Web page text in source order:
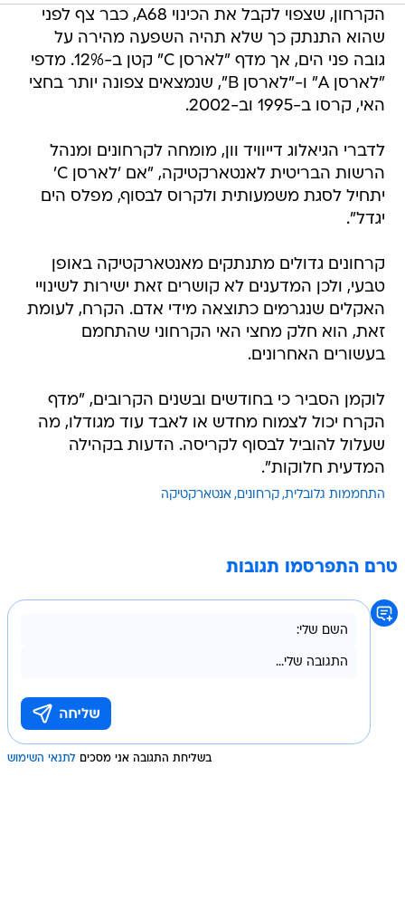
הקרחון, שצפוי לקבל את הכינוי A68, כבר צף לפני
שהוא התנתק כך שלא תהיה השפעה מהירה על
גובה פני הים, אך מדף "לארסן C" קטן ב-12%. מדפי
"לארסן A" ו-"לארסן B", שנמצאים צפונה יותר בחצי
האי, קרסו ב-1995 וב-2002.
לדברי הגיאלוג דייוויד וון, מומחה לקרחונים ומנהל
הרשות הבריטית לאנטארקטיקה, "אם 'לארסן C'
יתחיל לסגת משמעותית ולקרוס לבסוף, מפלס הים
יגדל".
קרחונים גדולים מתנתקים מאנטארקטיקה באופן
טבעי, ולכן המדענים לא קושרים זאת ישירות לשינויי
האקלים שנגרמים כתוצאה מידי אדם. הקרח, לעומת
זאת, הוא חלק מחצי האי הקרחוני שהתחמם
בעשורים האחרונים.
לוקמן הסביר כי בחודשים ובשנים הקרובים, "מדף
הקרח יכול לצמוח מחדש או לאבד עוד מגודלו, מה
שעלול להוביל לבסוף לקריסה. הדעות בקהילה
המדעית חלוקות".
התחממות גלובלית קרחונים אנטארקטיקה
טרם התפרסמו תגובות
בשליחת התגובה אני מסכים לתנאי השימוש